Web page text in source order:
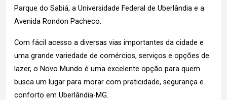
Parque do Sabiá, a Universidade Federal de Uberlândia e a
Avenida Rondon Pacheco.
Com fácil acesso a diversas vias importantes da cidade e
uma grande variedade de comércios, serviços e opções de
lazer, o Novo Mundo é uma excelente opção para quem
busca um lugar para morar com praticidade, segurança e
conforto em Uberlândia-MG.